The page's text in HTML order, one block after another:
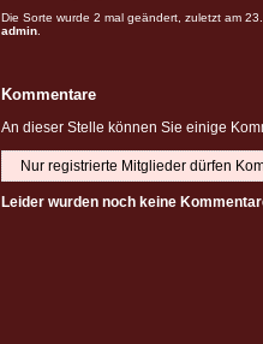
Die Sorte wurde 2 mal geändert, zuletzt am
admin
Kommentare
An dieser Stelle können Sie einige
Nur registrierte Mitglieder dürfen
Leider wurden noch keine